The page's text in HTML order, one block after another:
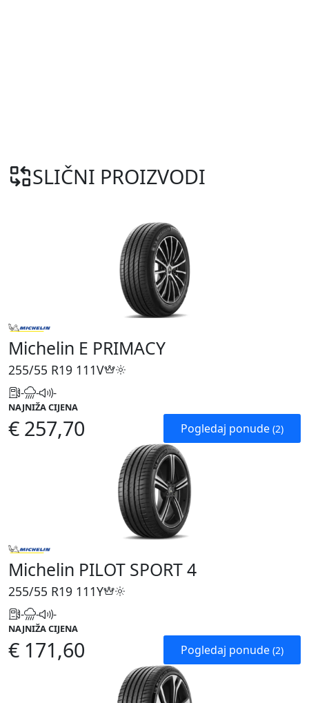
SLIČNI PROIZVODI
Michelin E PRIMACY
255/55 R19 111V
- - -
NAJNIŽA CIJENA
€ 257,70 Pogledaj ponude (2)
Michelin PILOT SPORT 4
255/55 R19 111Y
- - -
NAJNIŽA CIJENA
€ 171,60 Pogledaj ponude (2)